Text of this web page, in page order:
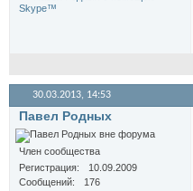
30.03.2013, 14:53
Павел Родных
Член сообщества
Регистрация
10.09.2009
Сообщений
176